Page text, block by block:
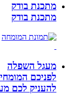
מתכנת בודק
מתכנת בודק
מעגל השפלה
לפניכם המומחים
להעניק לכם מענה